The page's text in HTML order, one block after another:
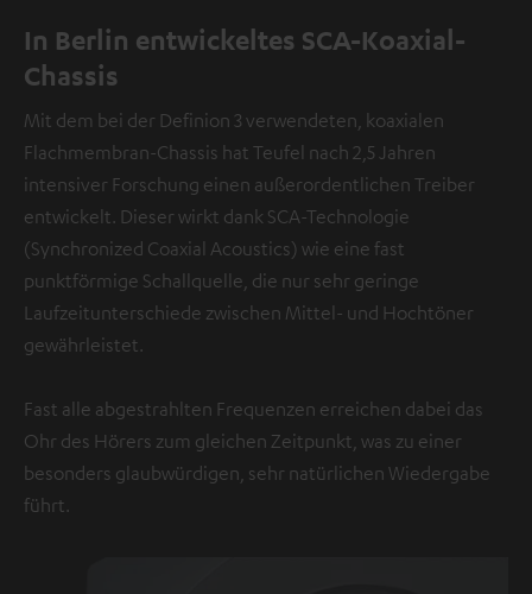
In Berlin entwickeltes SCA-Koaxial-
Chassis
Mit dem bei der Definion 3 verwendeten, koaxialen
Flachmembran-Chassis hat Teufel nach 2,5 Jahren
intensiver Forschung einen außerordentlichen Treiber
entwickelt. Dieser wirkt dank SCA-Technologie
(Synchronized Coaxial Acoustics) wie eine fast
punktförmige Schallquelle, die nur sehr geringe
Laufzeitunterschiede zwischen Mittel- und Hochtöner
gewährleistet.
Fast alle abgestrahlten Frequenzen erreichen dabei das
Ohr des Hörers zum gleichen Zeitpunkt, was zu einer
besonders glaubwürdigen, sehr natürlichen Wiedergabe
führt.